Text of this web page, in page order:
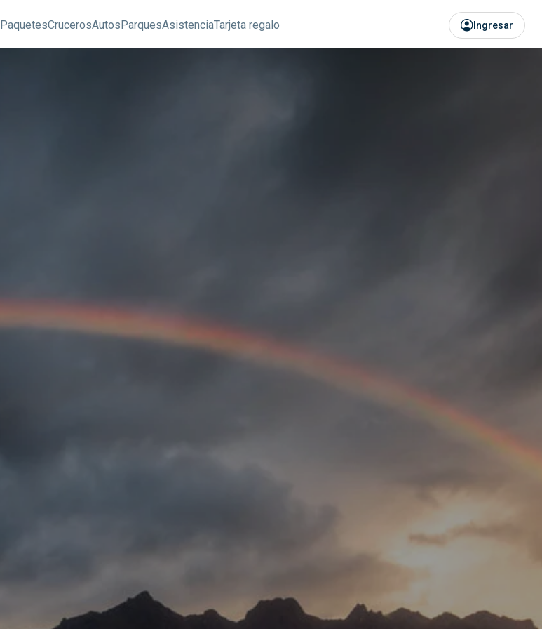
PaquetesCrucerosAutosParquesAsistenciaTarjeta regalo Ingresar